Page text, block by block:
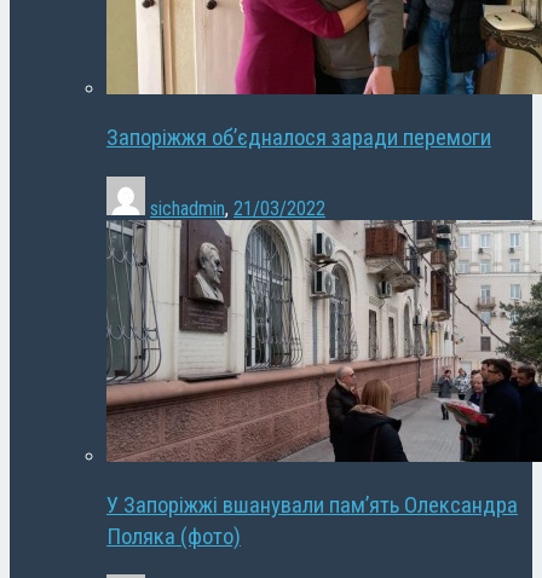
Запоріжжя об’єдналося заради перемоги
sichadmin, 21/03/2022
У Запоріжжі вшанували пам’ять Олександра
Поляка (фото)